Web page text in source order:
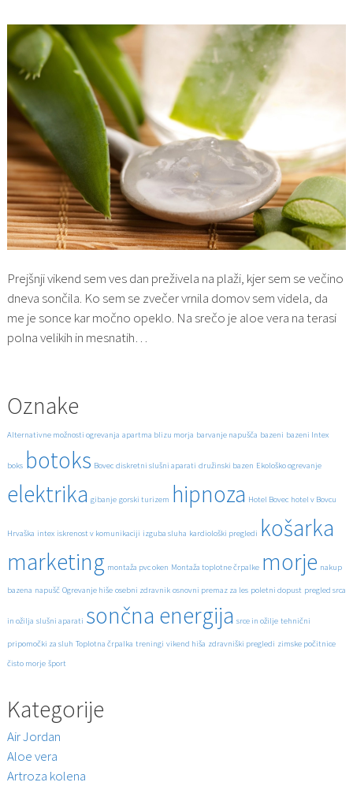
Prejšnji vikend sem ves dan preživela na plaži, kjer sem se večino
dneva sončila. Ko sem se zvečer vrnila domov sem videla, da
me je sonce kar močno opeklo. Na srečo je aloe vera na terasi
polna velikih in mesnatih…
Oznake
Alternativne možnosti ogrevanja apartma blizu morja barvanje napušča bazeni bazeni Intex
boks botoks Bovec diskretni slušni aparati družinski bazen Ekološko ogrevanje
elektrika gibanje gorski turizem hipnoza Hotel Bovec hotel v Bovcu
Hrvaška intex iskrenost v komunikaciji izguba sluha kardiološki pregledi košarka
marketing montaža pvc oken Montaža toplotne črpalke morje nakup
bazena napušč Ogrevanje hiše osebni zdravnik osnovni premaz za les poletni dopust pregled srca
in ožilja slušni aparati sončna energija srce in ožilje tehnični
pripomočki za sluh Toplotna črpalka treningi vikend hiša zdravniški pregledi zimske počitnice
čisto morje šport
Kategorije
Air Jordan
Aloe vera
Artroza kolena